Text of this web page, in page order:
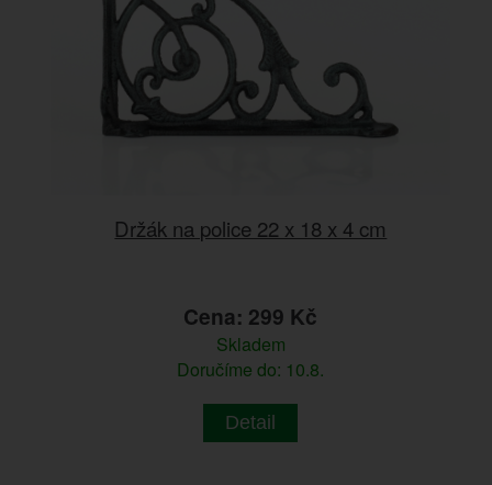
Držák na police 22 x 18 x 4 cm
Cena: 299 Kč
Skladem
Doručíme do: 10.8.
Detail